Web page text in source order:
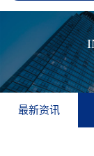
最新资讯